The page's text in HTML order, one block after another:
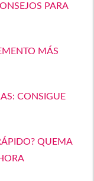
PARA
MÁS
CONSIGUE
QUEMA